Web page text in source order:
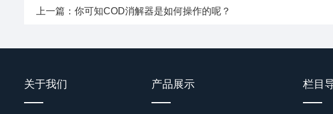
上一篇： 你可知COD消解器是如何操作的呢？
关于我们 产品展示 栏目